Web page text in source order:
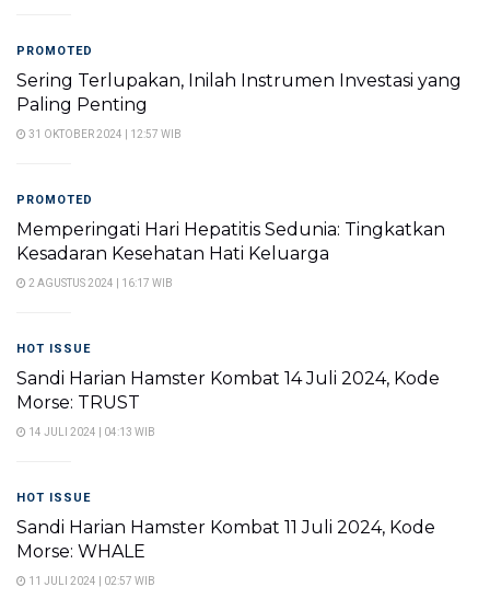
PROMOTED
Sering Terlupakan, Inilah Instrumen Investasi yang
Paling Penting
31 OKTOBER 2024 | 12:57 WIB
PROMOTED
Memperingati Hari Hepatitis Sedunia: Tingkatkan
Kesadaran Kesehatan Hati Keluarga
2 AGUSTUS 2024 | 16:17 WIB
HOT ISSUE
Sandi Harian Hamster Kombat 14 Juli 2024, Kode
Morse: TRUST
14 JULI 2024 | 04:13 WIB
HOT ISSUE
Sandi Harian Hamster Kombat 11 Juli 2024, Kode
Morse: WHALE
11 JULI 2024 | 02:57 WIB